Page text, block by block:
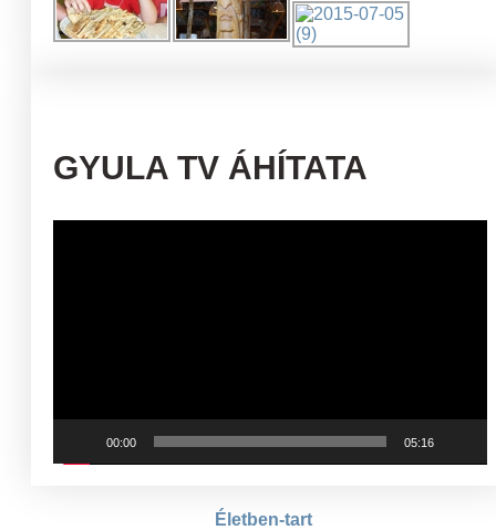
GYULA TV ÁHÍTATA
00:00 05:16
Életben-tart